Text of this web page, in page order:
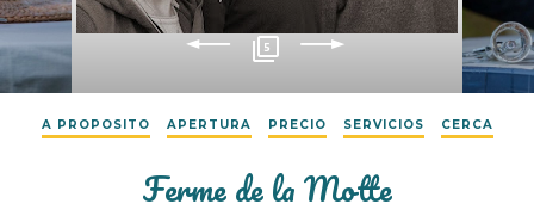
5
A PROPOSITO APERTURA PRECIO SERVICIOS CERCA
Ferme de la Motte